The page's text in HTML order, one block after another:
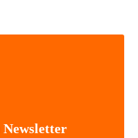
Newsletter